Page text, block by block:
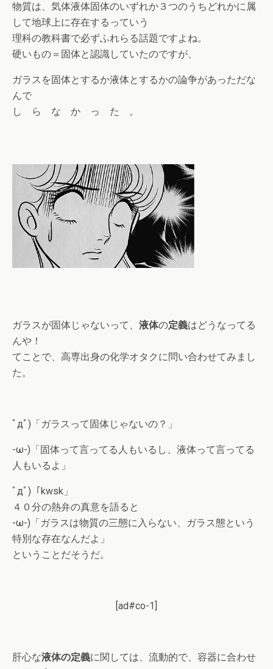
物質は、気体液体固体のいずれか３つのうちどれかに属
して地球上に存在するっていう
理科の教科書で必ずふれらる話題ですよね。
硬いもの＝固体と認識していたのですが、
ガラスを固体とするか液体とするかの論争があっただな
んで
し ら な か っ た 。
ガラスが固体じゃないって、 液体の定義はどうなってる
んや！
てことで、高専出身の化学オタクに問い合わせてみまし
た。
ﾟдﾟ)「ガラスって固体じゃないの？」
-ω-)「固体って言ってる人もいるし、液体って言ってる
人もいるよ」
ﾟдﾟ)「kwsk」
４０分の熱弁の真意を語ると
-ω-)「ガラスは物質の三態に入らない、ガラス態という
特別な存在なんだよ」
ということだそうだ。
[ad#co-1]
肝心な液体の定義に関しては、流動的で、容器に合わせ